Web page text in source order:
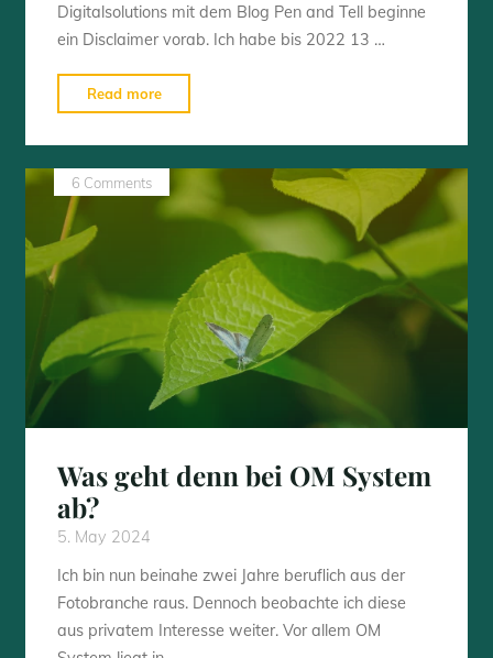
Digitalsolutions mit dem Blog Pen and Tell beginne
ein Disclaimer vorab. Ich habe bis 2022 13 …
Read more
Digitalsolutions
im
Clinch"
6 Comments
Was geht denn bei OM System
ab?
5. May 2024
Ich bin nun beinahe zwei Jahre beruflich aus der
Fotobranche raus. Dennoch beobachte ich diese
aus privatem Interesse weiter. Vor allem OM